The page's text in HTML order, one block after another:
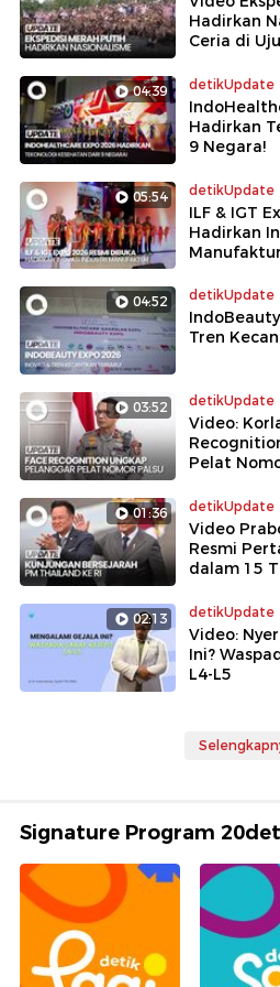
setelah menonton aksi
langsung!
Hadirkan
Ceria di
04:39 detikUpdate
Hadirkan
9 Negara!
05:54 detikUpdate
ILF & IGT
Hadirkan
Manufaktur
04:52 detikUpdate
Tren
03:52 detikUpdate
Video:
Pelat
01:36 detikUpdate
Video
Resmi
dalam 15
02:13 detikUpdate
Video:
Ini?
L4-L5
Signature Program